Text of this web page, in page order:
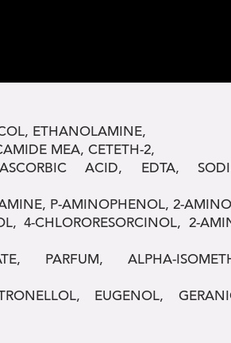
ETHANOLAMINE,
MEA, CETETH-2,
ASCORBIC ACID, EDTA,
P-AMINOPHENOL, 2-
4-CHLORORESORCINOL, 2-
PARFUM, ALPHA-
EUGENOL,